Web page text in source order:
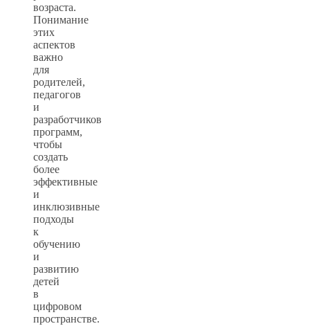
возраста.
Понимание
этих
аспектов
важно
для
родителей,
педагогов
и
разработчиков
программ,
чтобы
создать
более
эффективные
и
инклюзивные
подходы
к
обучению
и
развитию
детей
в
цифровом
пространстве.